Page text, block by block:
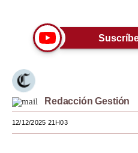
Lujo
Moda
Estilos
Mundo
Redacción Gestión
12/12/2025 21H03